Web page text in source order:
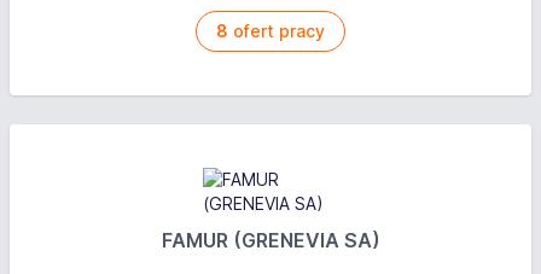
8 ofert pracy
FAMUR (GRENEVIA SA)